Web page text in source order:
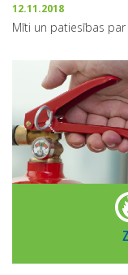
12.11.2018
Mīti un patiesības